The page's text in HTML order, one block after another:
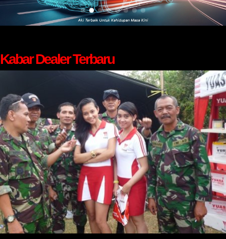
Kabar Dealer Terbaru